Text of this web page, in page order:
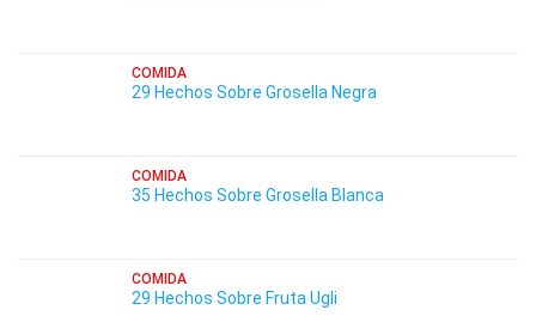
COMIDA
29 Hechos Sobre Grosella Negra
COMIDA
35 Hechos Sobre Grosella Blanca
COMIDA
29 Hechos Sobre Fruta Ugli